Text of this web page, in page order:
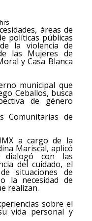
áreas de
políticas públicas
la violencia de
las Mujeres de
y Casa Blanca
municipal que
Ceballos, busca
de género
Comunitarias de
a cargo de la
Mariscal, aplicó
dialogó con las
del cuidado, el
situaciones de
la necesidad de
realizan.
sobre el
vida personal y